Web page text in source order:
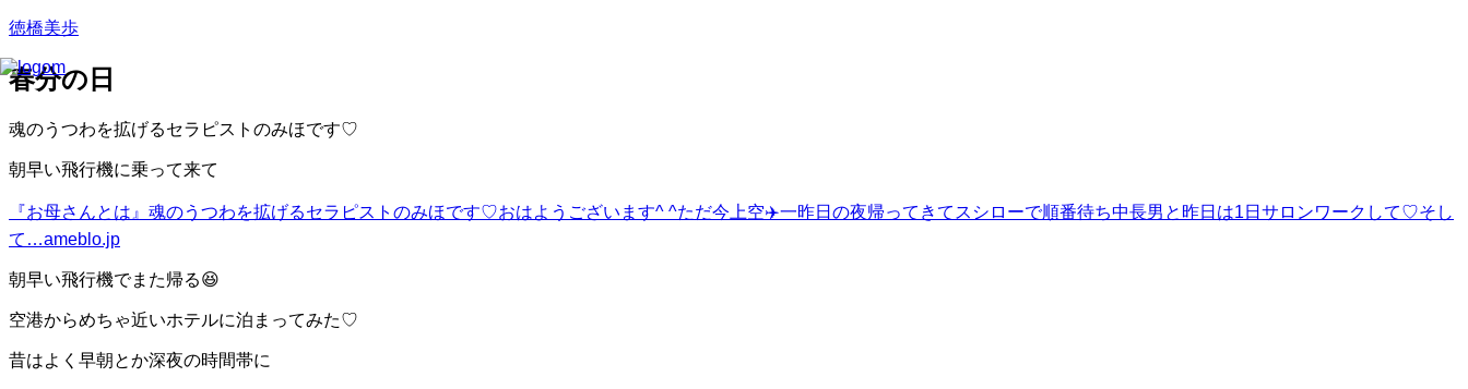
徳橋美歩
春分の日
魂のうつわを拡げるセラピストのみほです♡
朝早い飛行機に乗って来て
『お母さんとは』 魂のうつわを拡げるセラピストのみほです♡おはようございます^ ^ただ今上空✈️一昨日の夜帰ってきてスシローで順番待ち中長男と昨日は1日サロンワークして♡そし
て…ameblo.jp
朝早い飛行機でまた帰る😆
空港からめちゃ近いホテルに泊まってみた♡
昔はよく早朝とか深夜の時間帯に